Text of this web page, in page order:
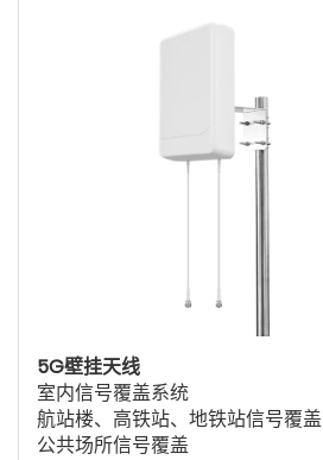
5G壁挂天线
室内信号覆盖系统
航站楼、高铁站、地铁站信号覆盖
公共场所信号覆盖